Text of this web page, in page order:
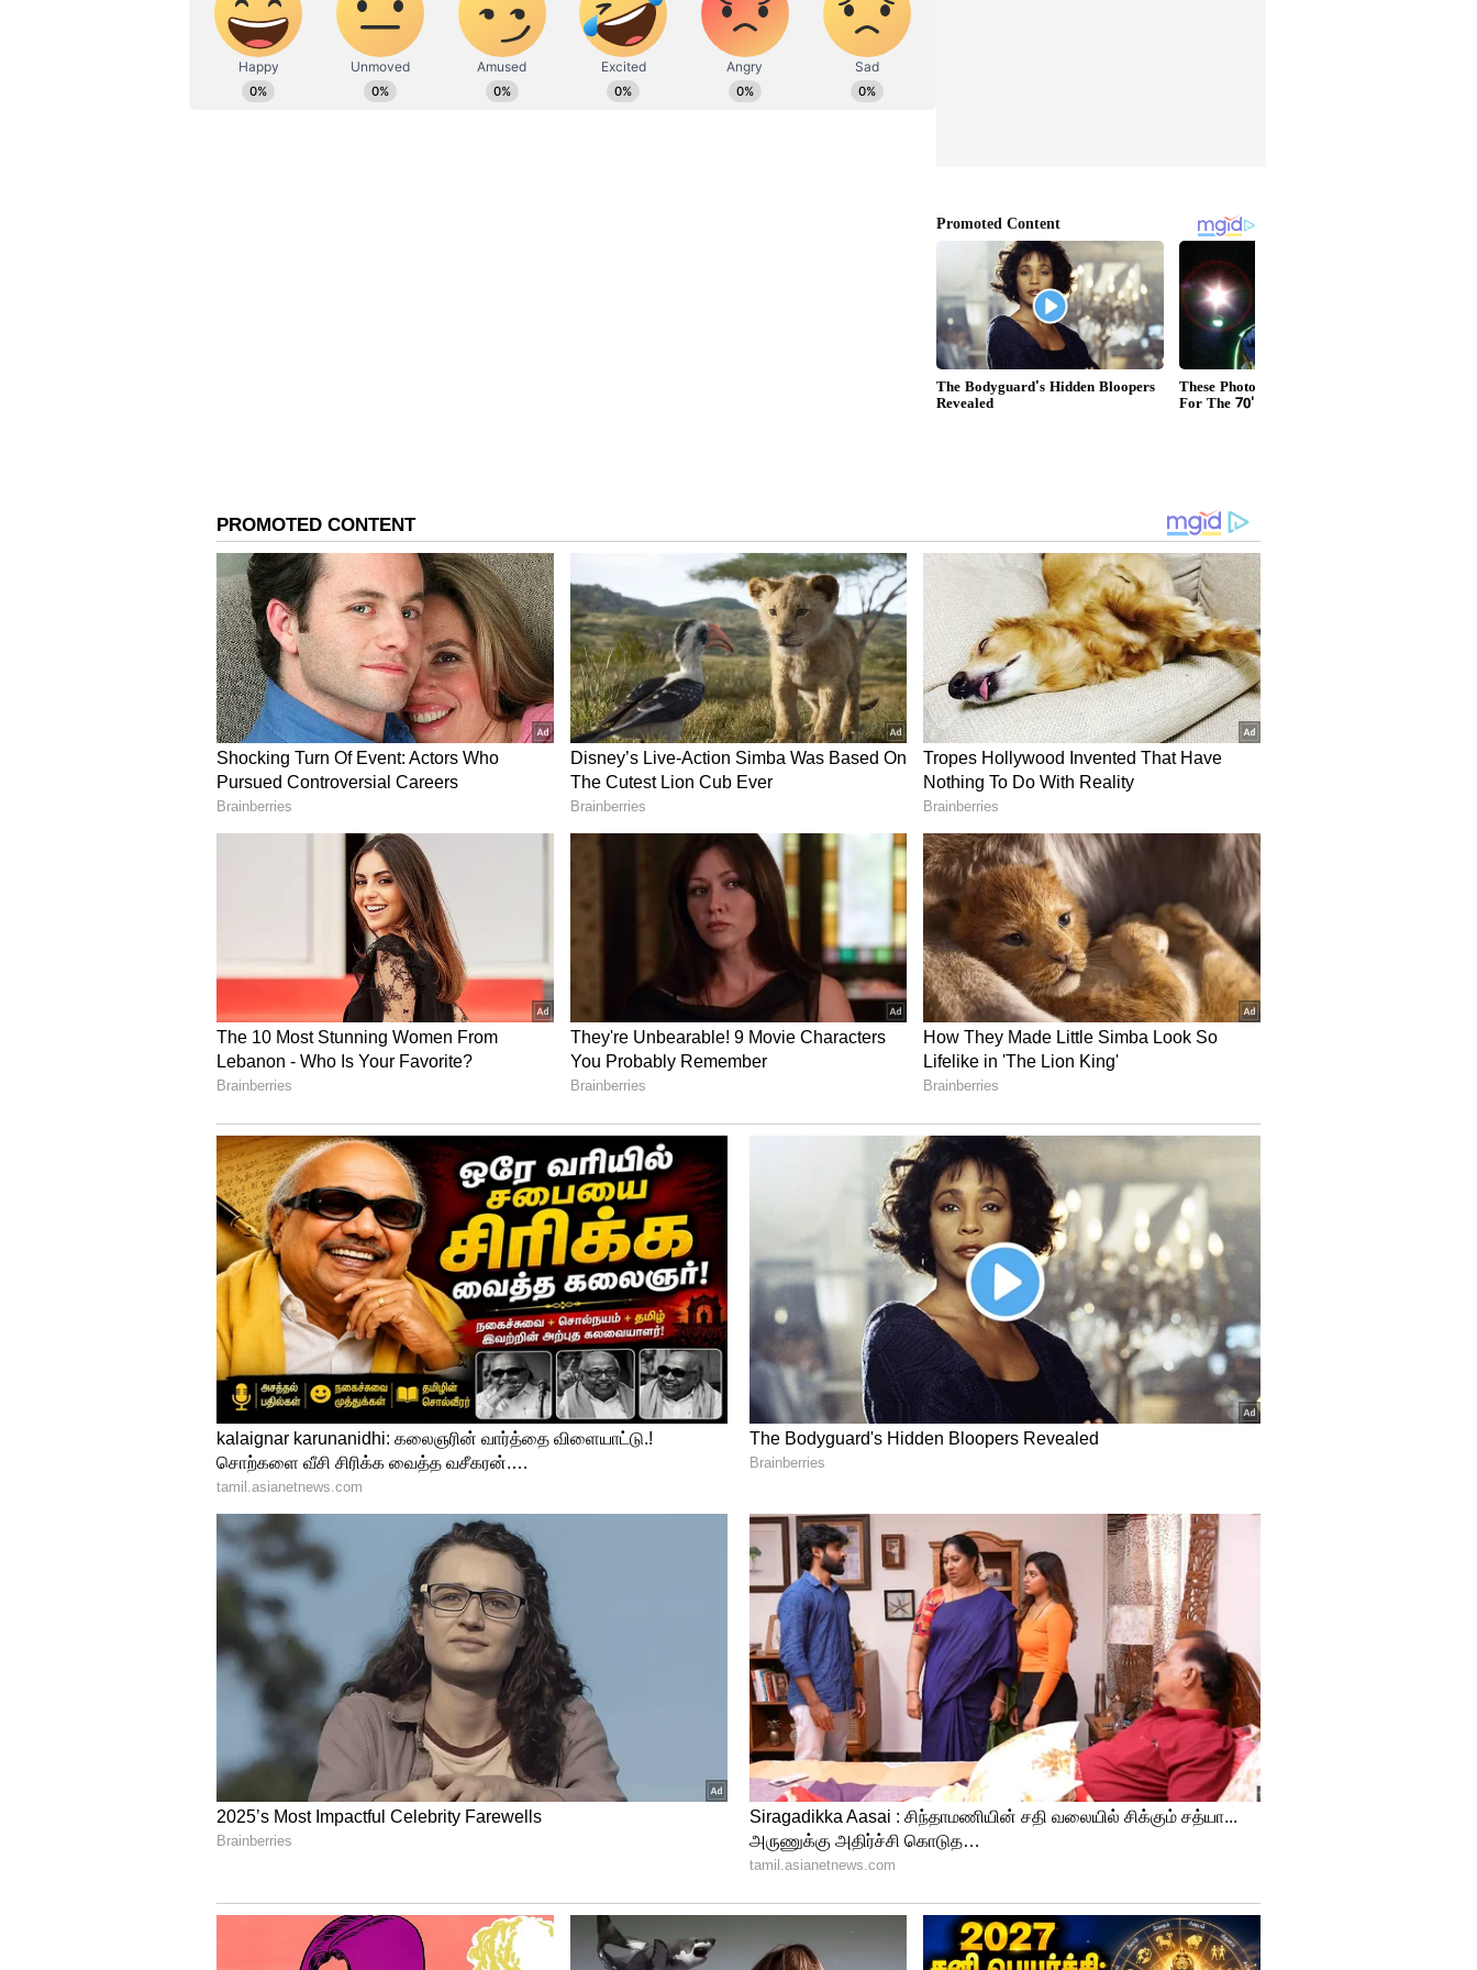
தற்போது பிரியாணி மேன் அபிஷேக், யூடியூப் நேரலையில் தற்கொலைக்கு
முயன்றுள்ள சம்பவம் மேலும் பரபரப்பை ஏற்படுத்தி இருக்கிறது. தனது
தற்கொலைக்கு ஜேசன் என்பவர் தான் காரணம் என்று கூறிவிட்டு துப்பட்டாவை
மாட்டி தற்கொலை செய்துகொள்ள அபிஷேக் முயல்கிறார். இந்த வீடியோவை
நேரலையில் பார்த்த அவரது நண்பர்கள் பதறியடித்து அபிஷேக்கின் அம்மாவுக்கு
போன் போட்டு விஷயத்தை கூறி இருக்கிறார்கள்.
இதனால் பதறிப்போன அபிஷேக்கின் தாய் கதவை தட்டி, அவரின் தற்கொலை
முயற்சியை தடுத்திருக்கிறார். இதுகுறித்த வீடியோ காட்சிகள் வெளியாகி
சோசியல் மீடியாவில் காட்டுத்தீ போல் பரவி வருகிறது. பிரியாணிமேன் தன்
தற்கொலைக்கு காரணம் ஜேசன் என்பவர் தான் என கூறிய நிலையில், அந்த
ஜேசன் திமுக-வை சேர்ந்தவர் எனக்கூறி ஒரு சிலர் கிளப்பிவிட்டுள்ளனர்.
இதனால் திமுகவினரை நெட்டிசன்கள் சாடி வருகின்றனர்.
இதையும் படியுங்கள்...Raayan : 100 கோடியை நெருங்கும் வசூல்... பாக்ஸ்
ஆபிஸில் ரவுசு காட்டும் ராயன் - 3 நாள் கலெக்‌ஷன் நிலவரம் இதோ
தருணங்களை அறிந்து கொள்ளுங்கள்.
ABOUT THE AUTHOR
Ganesh A